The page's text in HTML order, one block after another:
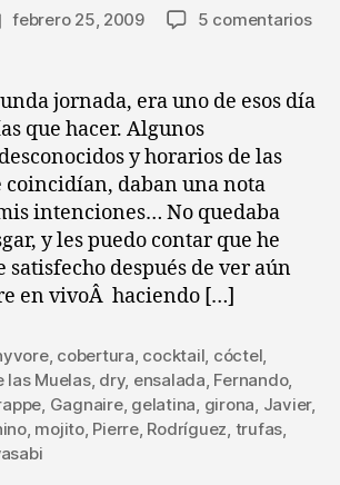
febrero 25, 2009 5 comentariosen
jornada, era uno de esos día
que hacer. Algunos
y horarios de las
coincidían, daban una nota
intenciones… No quedaba
y les puedo contar que he
satisfecho después de ver aún
en vivoÂ haciendo […]
, cobertura cocktail cóctel
las Muelas, dry, ensalada Fernando,
Gagnaire, gelatina girona Javier,
, mojito, Pierre, Rodríguez trufas